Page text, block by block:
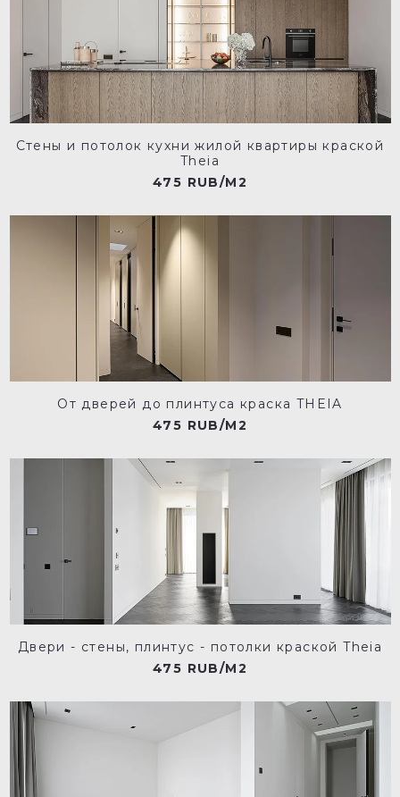
Стены и потолок кухни жилой квартиры краской
Theia
475 RUB/M2
От дверей до плинтуса краска THEIA
475 RUB/M2
Двери - стены, плинтус - потолки краской Theia
475 RUB/M2